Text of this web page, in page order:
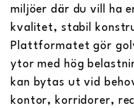
miljöer där du vill ha
kvalitet, stabil
Plattformatet gör
ytor med hög
kan bytas ut vid
kontor, korridorer,